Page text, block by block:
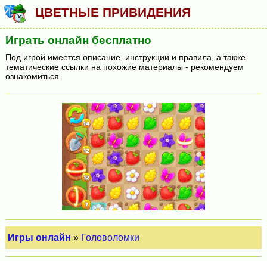
ЦВЕТНЫЕ ПРИВИДЕНИЯ
Играть онлайн бесплатно
Под игрой имеется описание, инструкции и правила, а также
тематические ссылки на похожие материалы - рекомендуем
ознакомиться.
Игры онлайн » Головоломки